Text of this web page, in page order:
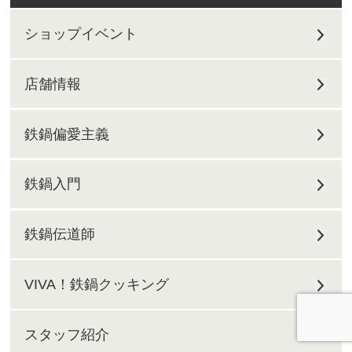
ショップイベント
店舗情報
鉄鍋偏愛主義
鉄鍋入門
鉄鍋伝道師
VIVA！鉄鍋クッキング
スタッフ紹介